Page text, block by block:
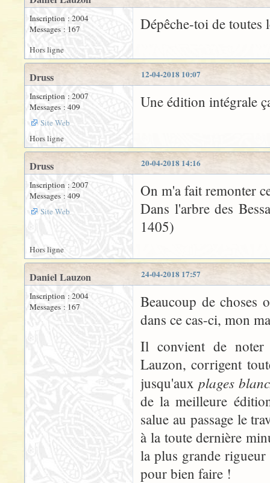
Inscription : 2004
Messages : 167
Dépêche-toi de toutes
Hors ligne
12-04-2018 10:07
Druss
Inscription : 2007
Messages : 409
Site Web
Une édition intégrale
Hors ligne
20-04-2018 14:16
Druss
Inscription : 2007
Messages : 409
Site Web
On m'a fait remonter
Dans l'arbre des
1405)
Hors ligne
24-04-2018 17:57
Daniel Lauzon
Inscription : 2004
Messages : 167
Beaucoup de choses
dans ce cas-ci, mon
Il convient de noter
Lauzon, corrigent
jusqu'aux plages
de la meilleure
salue au passage le
à la toute dernière
la plus grande
pour bien faire !